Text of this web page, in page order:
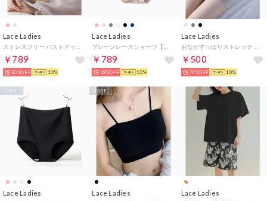
Lace Ladies
￥789
80%OFF 10%
Lace Ladies
￥789
68%OFF 10%
Lace Ladies
￥500
74%OFF 10%
Lace Ladies
HOT
Lace Ladies
HOT
Lace Ladies